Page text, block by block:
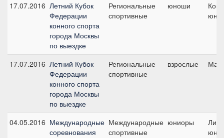
17.07.2016 Летний Кубок
Федерации
конного спорта
города Москвы
по выездке
Региональные
спортивные
юноши
17.07.2016 Летний Кубок
Федерации
конного спорта
города Москвы
по выездке
Региональные
спортивные
взрослые
04.05.2016 Международные
соревнования
Международные
спортивные
юниоры